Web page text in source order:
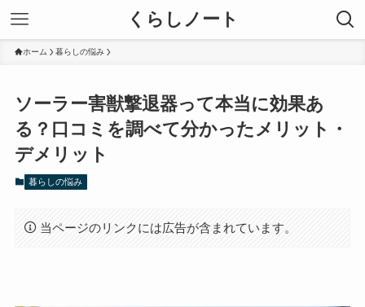
くらしノート
ホーム 暮らしの悩み
ソーラー害獣撃退器って本当に効果あ
る？口コミを調べて分かったメリット・
デメリット
暮らしの悩み
当ページのリンクには広告が含まれています。